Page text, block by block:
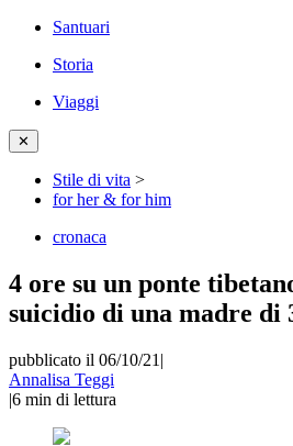
Santuari
Storia
Viaggi
✕
Stile di vita >
for her & for him
cronaca
4 ore su un ponte
suicidio di una madre di
pubblicato il 06/10/21 |
Annalisa Teggi
|6 min di lettura